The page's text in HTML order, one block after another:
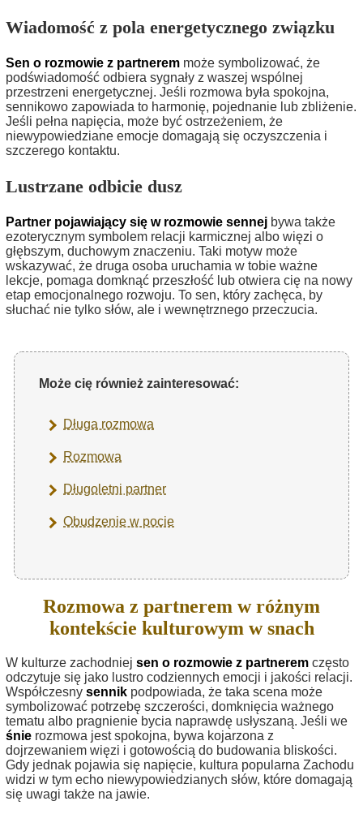
Wiadomość z pola energetycznego związku
Sen o rozmowie z partnerem może symbolizować, że
podświadomość odbiera sygnały z waszej wspólnej
przestrzeni energetycznej. Jeśli rozmowa była spokojna,
sennikowo zapowiada to harmonię, pojednanie lub zbliżenie.
Jeśli pełna napięcia, może być ostrzeżeniem, że
niewypowiedziane emocje domagają się oczyszczenia i
szczerego kontaktu.
Lustrzane odbicie dusz
Partner pojawiający się w rozmowie sennej bywa także
ezoterycznym symbolem relacji karmicznej albo więzi o
głębszym, duchowym znaczeniu. Taki motyw może
wskazywać, że druga osoba uruchamia w tobie ważne
lekcje, pomaga domknąć przeszłość lub otwiera cię na nowy
etap emocjonalnego rozwoju. To sen, który zachęca, by
słuchać nie tylko słów, ale i wewnętrznego przeczucia.
Może cię również zainteresować:
Długa rozmowa
Rozmowa
Długoletni partner
Obudzenie w pocie
Rozmowa z partnerem w różnym
kontekście kulturowym w snach
W kulturze zachodniej sen o rozmowie z partnerem często
odczytuje się jako lustro codziennych emocji i jakości relacji.
Współczesny sennik podpowiada, że taka scena może
symbolizować potrzebę szczerości, domknięcia ważnego
tematu albo pragnienie bycia naprawdę usłyszaną. Jeśli we
śnie rozmowa jest spokojna, bywa kojarzona z
dojrzewaniem więzi i gotowością do budowania bliskości.
Gdy jednak pojawia się napięcie, kultura popularna Zachodu
widzi w tym echo niewypowiedzianych słów, które domagają
się uwagi także na jawie.